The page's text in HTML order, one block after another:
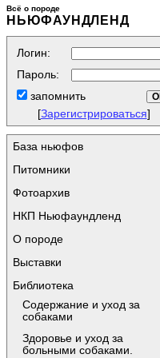
Всё о породе
НЬЮФАУНДЛЕНД
Логин:
Пароль:
запомнить
[Зарегистрироваться]
База ньюфов
Питомники
Фотоархив
НКП Ньюфаундленд
О породе
Выставки
Библиотека
Содержание и уход за
собаками
Здоровье и уход за
больными собаками.